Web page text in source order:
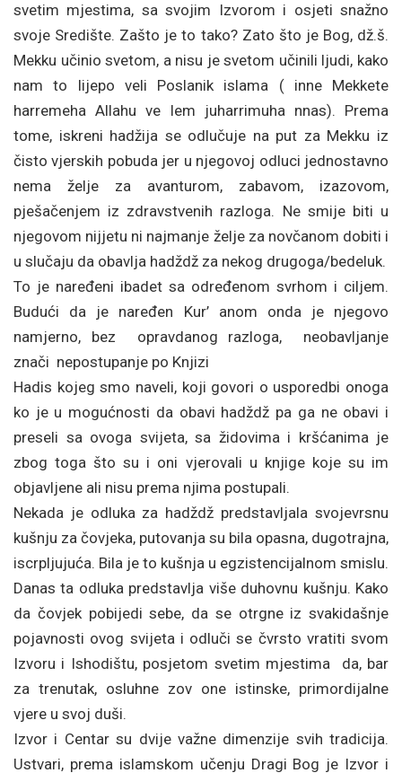
svetim mjestima, sa svojim Izvorom i osjeti snažno
svoje Središte. Zašto je to tako? Zato što je Bog, dž.š.
Mekku učinio svetom, a nisu je svetom učinili ljudi, kako
nam to lijepo veli Poslanik islama ( inne Mekkete
harremeha Allahu ve lem juharrimuha nnas). Prema
tome, iskreni hadžija se odlučuje na put za Mekku iz
čisto vjerskih pobuda jer u njegovoj odluci jednostavno
nema želje za avanturom, zabavom, izazovom,
pješačenjem iz zdravstvenih razloga. Ne smije biti u
njegovom nijjetu ni najmanje želje za novčanom dobiti i
u slučaju da obavlja hadždž za nekog drugoga/bedeluk.
To je naređeni ibadet sa određenom svrhom i ciljem.
Budući da je naređen Kur’ anom onda je njegovo
namjerno, bez opravdanog razloga, neobavljanje
znači nepostupanje po Knjizi
Hadis kojeg smo naveli, koji govori o usporedbi onoga
ko je u mogućnosti da obavi hadždž pa ga ne obavi i
preseli sa ovoga svijeta, sa židovima i kršćanima je
zbog toga što su i oni vjerovali u knjige koje su im
objavljene ali nisu prema njima postupali.
Nekada je odluka za hadždž predstavljala svojevrsnu
kušnju za čovjeka, putovanja su bila opasna, dugotrajna,
iscrpljujuća. Bila je to kušnja u egzistencijalnom smislu.
Danas ta odluka predstavlja više duhovnu kušnju. Kako
da čovjek pobijedi sebe, da se otrgne iz svakidašnje
pojavnosti ovog svijeta i odluči se čvrsto vratiti svom
Izvoru i Ishodištu, posjetom svetim mjestima da, bar
za trenutak, osluhne zov one istinske, primordijalne
vjere u svoj duši.
Izvor i Centar su dvije važne dimenzije svih tradicija.
Ustvari, prema islamskom učenju Dragi Bog je Izvor i